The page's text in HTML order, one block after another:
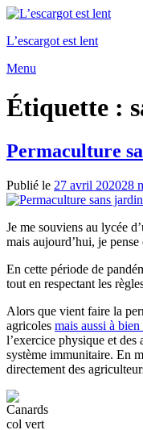
Aller
contenu
L’escargot est lent
Menu
Étiquette :
Permaculture
Publié le 27 avril 202028
Je me souviens au lycée
mais aujourd’hui, je
En cette période de
tout en respectant les
Alors que vient faire la
agricoles mais aussi à bien
l’exercice physique et
système immunitaire. En
directement des